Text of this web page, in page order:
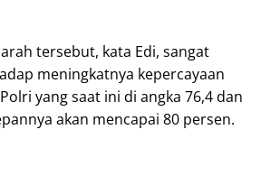
tersebut, kata Edi, sangat
meningkatnya kepercayaan
yang saat ini di angka 76,4 dan
akan mencapai 80 persen.